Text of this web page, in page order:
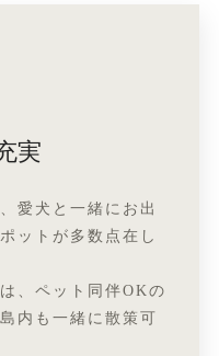
実
愛犬と一緒にお出
ットが多数点在し
、ペット同伴OKの
内も一緒に散策可